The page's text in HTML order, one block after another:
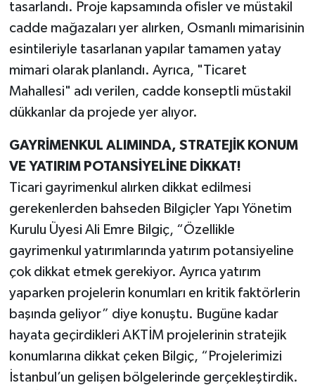
tasarlandı. Proje kapsamında ofisler ve müstakil
cadde mağazaları yer alırken, Osmanlı mimarisinin
esintileriyle tasarlanan yapılar tamamen yatay
mimari olarak planlandı. Ayrıca, "Ticaret
Mahallesi" adı verilen, cadde konseptli müstakil
dükkanlar da projede yer alıyor.
GAYRİMENKUL ALIMINDA, STRATEJİK KONUM
VE YATIRIM POTANSİYELİNE DİKKAT!
Ticari gayrimenkul alırken dikkat edilmesi
gerekenlerden bahseden Bilgiçler Yapı Yönetim
Kurulu Üyesi Ali Emre Bilgiç, “Özellikle
gayrimenkul yatırımlarında yatırım potansiyeline
çok dikkat etmek gerekiyor. Ayrıca yatırım
yaparken projelerin konumları en kritik faktörlerin
başında geliyor” diye konuştu. Bugüne kadar
hayata geçirdikleri AKTİM projelerinin stratejik
konumlarına dikkat çeken Bilgiç, “Projelerimizi
İstanbul’un gelişen bölgelerinde gerçekleştirdik.